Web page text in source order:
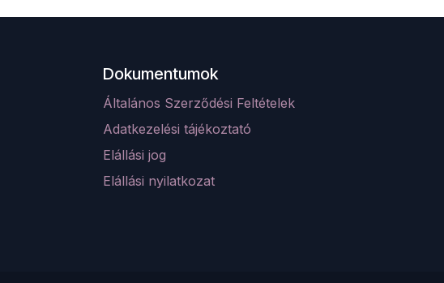
Dokumentumok
Általános Szerződési Feltételek
Adatkezelési tájékoztató
Elállási jog
Elállási nyilatkozat